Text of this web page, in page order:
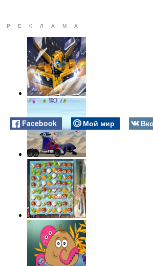
РЕКЛАМА
Facebook Мой мир